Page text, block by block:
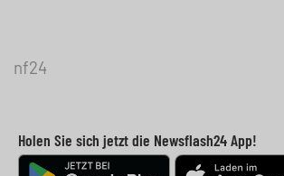
nf24
Holen Sie sich jetzt die Newsflash24 App!